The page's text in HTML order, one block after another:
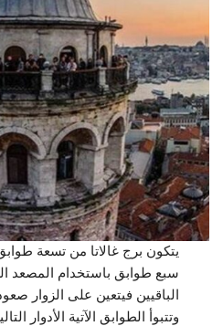
يتكون برج غالاتا من تسعة
سبع طوابق باستخدام المصعد
الباقيين فيتعين على الزوار
وتتبوأ الطوابق الآتية الأدوار